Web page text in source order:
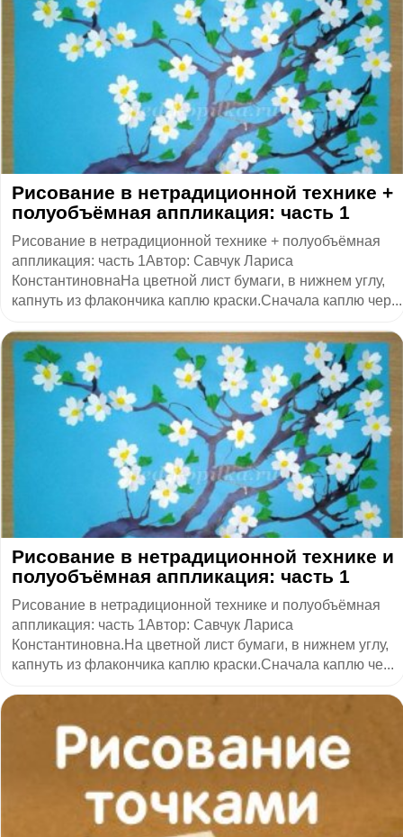
Рисование в нетрадиционной технике +
полуобъёмная аппликация: часть 1
Рисование в нетрадиционной технике + полуобъёмная
аппликация: часть 1Автор: Савчук Лариса
КонстантиновнаНа цветной лист бумаги, в нижнем углу,
капнуть из флакончика каплю краски.Сначала каплю чер...
Рисование в нетрадиционной технике и
полуобъёмная аппликация: часть 1
Рисование в нетрадиционной технике и полуобъёмная
аппликация: часть 1Автор: Савчук Лариса
Константиновна.На цветной лист бумаги, в нижнем углу,
капнуть из флакончика каплю краски.Сначала каплю че...